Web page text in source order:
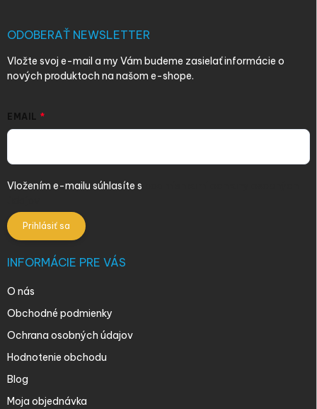
ODOBERAŤ NEWSLETTER
Vložte svoj e-mail a my Vám budeme zasielať informácie o
nových produktoch na našom e-shope.
EMAIL
Vložením e-mailu súhlasíte s
Prihlásiť sa
INFORMÁCIE PRE VÁS
O nás
Obchodné podmienky
Ochrana osobných údajov
Hodnotenie obchodu
Blog
Moja objednávka